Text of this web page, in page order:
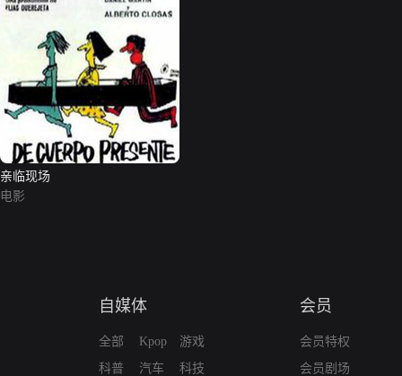
亲临现场
电影
自媒体
全部
科普
Kpop
汽车
游戏
科技
会员
会员特权
会员剧场